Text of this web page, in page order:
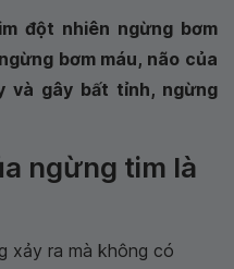
đột nhiên ngừng bơm
bơm máu, não của
và gây bất tỉnh, ngừng
ngừng tim là
xảy ra mà không có